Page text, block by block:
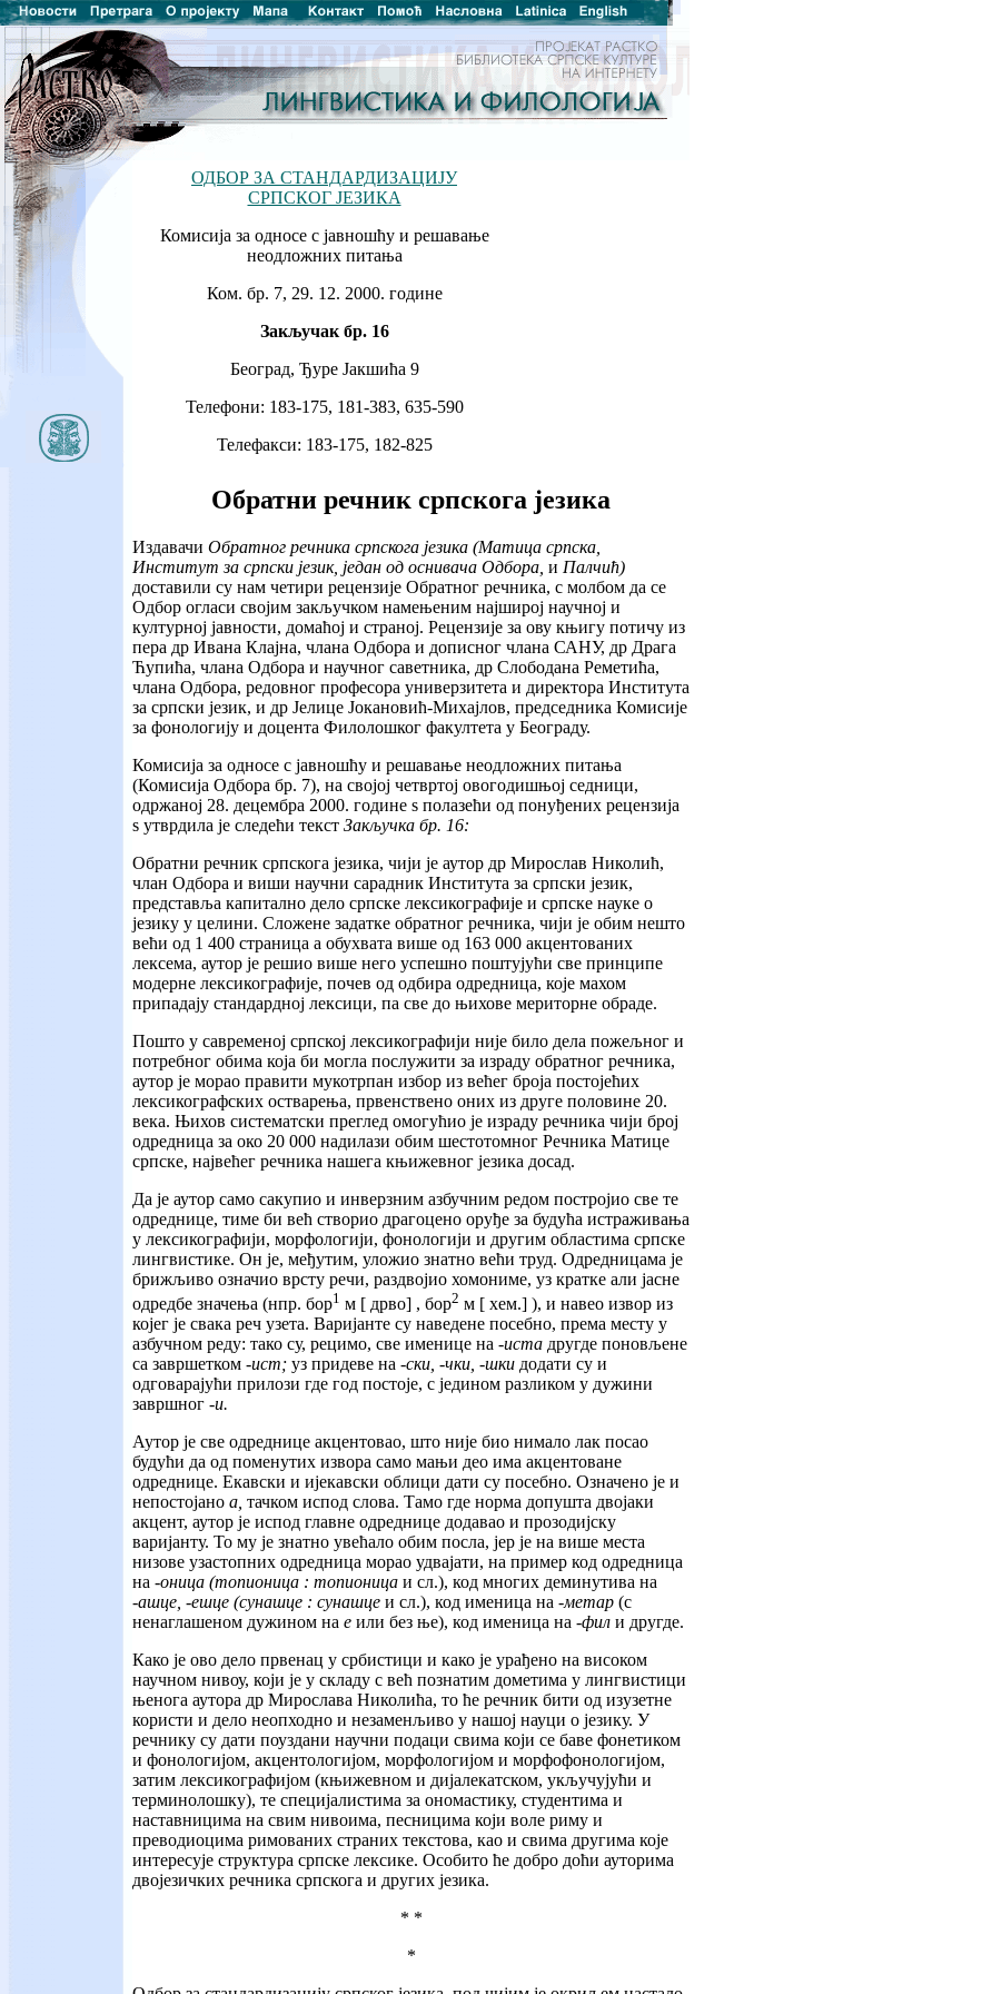
ОДБОР ЗА СТАНДАРДИЗАЦИЈУ
СРПСКОГ ЈЕЗИКА
Комисија за односе с јавношћу и решавање
неодложних питања
Ком. бр. 7, 29. 12. 2000. године
Закључак бр. 16
Београд, Ђуре Јакшића 9
Телефони: 183-175, 181-383, 635-590
Телефакси: 183-175, 182-825
Обратни речник српскога језика
Издавачи Обратног речника српскога језика (Матица српска,
Институт за српски језик, један од оснивача Одбора, и Палчић)
доставили су нам четири рецензије Обратног речника, с молбом да се
Одбор огласи својим закључком намењеним најширој научној и
културној јавности, домаћој и страној. Рецензије за ову књигу потичу из
пера др Ивана Клајна, члана Одбора и дописног члана САНУ, др Драга
Ћупића, члана Одбора и научног саветника, др Слободана Реметића,
члана Одбора, редовног професора универзитета и директора Института
за српски језик, и др Јелице Јокановић-Михајлов, председника Комисије
за фонологију и доцента Филолошког факултета у Београду.
Комисија за односе с јавношћу и решавање неодложних питања
(Комисија Одбора бр. 7), на својој четвртој овогодишњој седници,
одржаној 28. децембра 2000. године ѕ полазећи од понуђених рецензија
ѕ утврдила је следећи текст Закључка бр. 16:
Обратни речник српскога језика, чији је аутор др Мирослав Николић,
члан Одбора и виши научни сарадник Института за српски језик,
представља капитално дело српске лексикографије и српске науке о
језику у целини. Сложене задатке обратног речника, чији је обим нешто
већи од 1 400 страница а обухвата више од 163 000 акцентованих
лексема, аутор је решио више него успешно поштујући све принципе
модерне лексикографије, почев од одбира одредница, које махом
припадају стандардној лексици, па све до њихове мериторне обраде.
Пошто у савременој српској лексикографији није било дела пожељног и
потребног обима која би могла послужити за израду обратног речника,
аутор је морао правити мукотрпан избор из већег броја постојећих
лексикографских остварења, првенствено оних из друге половине 20.
века. Њихов систематски преглед омогућио је израду речника чији број
одредница за око 20 000 надилази обим шестотомног Речника Матице
српске, највећег речника нашега књижевног језика досад.
Да је аутор само сакупио и инверзним азбучним редом постројио све те
одреднице, тиме би већ створио драгоцено оруђе за будућа истраживања
у лексикографији, морфологији, фонологији и другим областима српске
лингвистике. Он је, међутим, уложио знатно већи труд. Одредницама је
брижљиво означио врсту речи, раздвојио хомониме, уз кратке али јасне
одредбе значења (нпр. бор1 м [ дрво] , бор2 м [ хем.] ), и навео извор из
којег је свака реч узета. Варијанте су наведене посебно, према месту у
азбучном реду: тако су, рецимо, све именице на -иста другде поновљене
са завршетком -ист; уз придеве на -ски, -чки, -шки додати су и
одговарајући прилози где год постоје, с једином разликом у дужини
завршног -и.
Аутор је све одреднице акцентовао, што није био нимало лак посао
будући да од поменутих извора само мањи део има акцентоване
одреднице. Екавски и ијекавски облици дати су посебно. Означено је и
непостојано а, тачком испод слова. Тамо где норма допушта двојаки
акцент, аутор је испод главне одреднице додавао и прозодијску
варијанту. То му је знатно увећало обим посла, јер је на више места
низове узастопних одредница морао удвајати, на пример код одредница
на -оница (топионица : топионица и сл.), код многих деминутива на
-ашце, -ешце (сунашце : сунашце и сл.), код именица на -метар (с
ненаглашеном дужином на е или без ње), код именица на -фил и другде.
Како је ово дело првенац у србистици и како је урађено на високом
научном нивоу, који је у складу с већ познатим дометима у лингвистици
њенога аутора др Мирослава Николића, то ће речник бити од изузетне
користи и дело неопходно и незаменљиво у нашој науци о језику. У
речнику су дати поуздани научни подаци свима који се баве фонетиком
и фонологијом, акцентологијом, морфологијом и морфофонологијом,
затим лексикографијом (књижевном и дијалекатском, укључујући и
терминолошку), те специјалистима за ономастику, студентима и
наставницима на свим нивоима, песницима који воле риму и
преводиоцима римованих страних текстова, као и свима другима које
интересује структура српске лексике. Особито ће добро доћи ауторима
двојезичких речника српскога и других језика.
* *
*